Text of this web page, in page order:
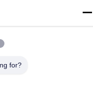
Chine
for?